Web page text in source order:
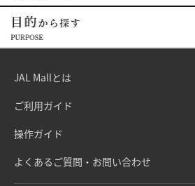
JAL Mallとは
ご利用ガイド
操作ガイド
よくあるご質問・お問い合わせ